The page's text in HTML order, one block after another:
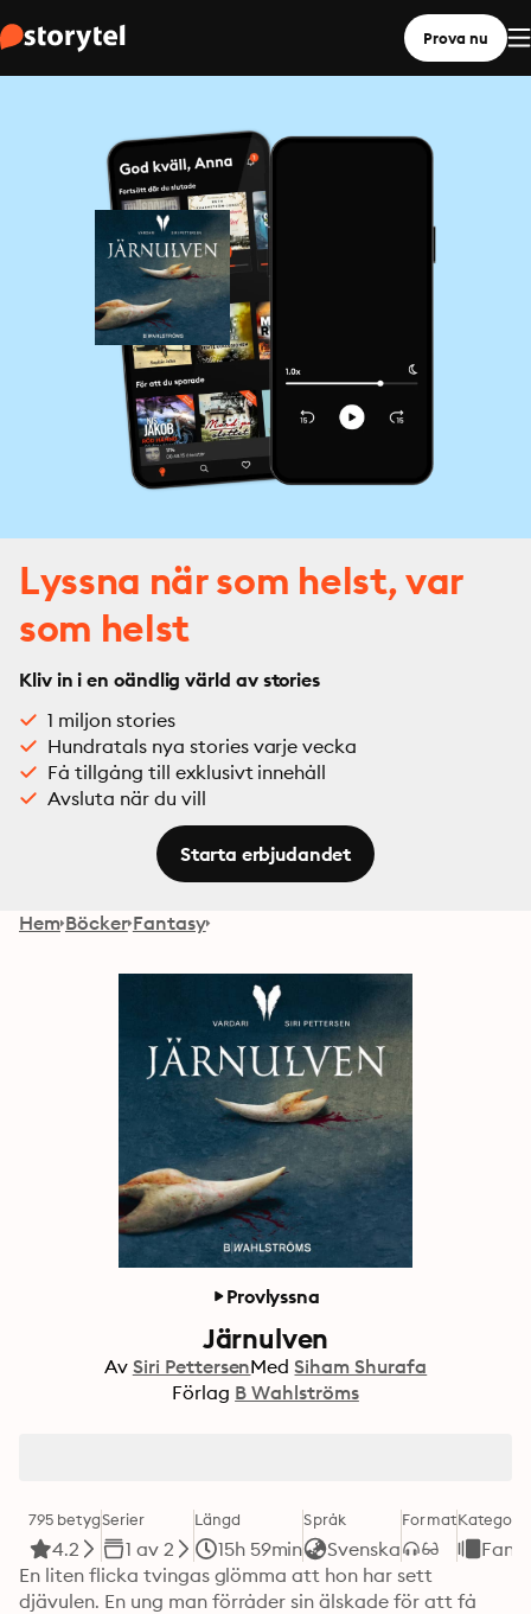
Prova nu
Lyssna när som helst, var
som helst
Kliv in i en oändlig värld av stories
1 miljon stories
Hundratals nya stories varje vecka
Få tillgång till exklusivt innehåll
Avsluta när du vill
Starta erbjudandet
Hem Böcker Fantasy
Provlyssna
Järnulven
Av Siri PettersenMed Siham Shurafa
Förlag B Wahlströms
795 betyg
4.2
Serier
1 av 2
Längd
15h 59min
Språk
Svenska
FormatKategori
En liten flicka tvingas glömma att hon har sett
djävulen. En ung man förråder sin älskade för att få